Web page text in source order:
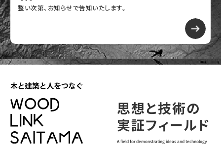
整い次第、お知らせで告知いたします。
思想と技術の
実証フィールド
A field for demonstrating ideas and technology